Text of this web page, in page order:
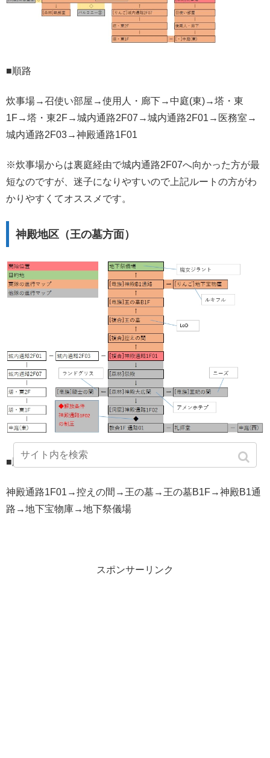
■順路
炊事場→召使い部屋→使用人・廊下→中庭(東)→塔・東
1F→塔・東2F→城内通路2F07→城内通路2F01→医務室→
城内通路2F03→神殿通路1F01
※炊事場からは裏庭経由で城内通路2F07へ向かった方が最
短なのですが、迷子になりやすいので上記ルートの方がわ
かりやすくてオススメです。
神殿地区（王の墓方面）
■順路
神殿通路1F01→控えの間→王の墓→王の墓B1F→神殿B1通
路→地下宝物庫→地下祭儀場
スポンサーリンク